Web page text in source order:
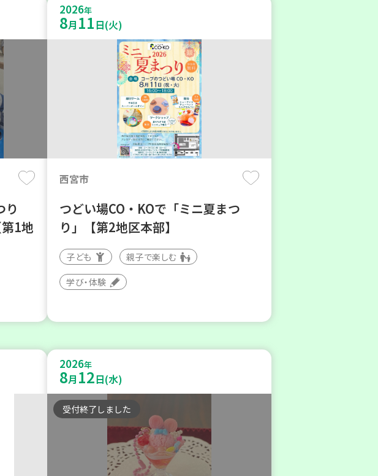
り
1地
2026年
8月 11日(火)
西宮市
つどい場CO・KOで「ミニ夏まつ
り」【第2地区本部】
子ども 親子で楽しむ
学び・体験
2026年
8月 12日(水)
受付終了しました